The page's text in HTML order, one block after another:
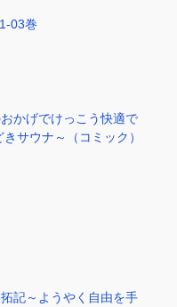
03巻
かげでけっこう快適で
サウナ～（コミック）
記～ようやく自由を手